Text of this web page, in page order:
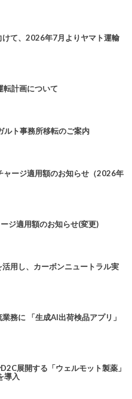
けて、2026年7月よりヤマト運輸
転計画について
ルト事務所移転のご案内
ャージ適用額のお知らせ（2026年
ジ適用額のお知らせ(変更)
用し、カーボンニュートラル実
務に 「生成AI出荷検品アプリ」
展開する「ウェルモット製薬」
導入